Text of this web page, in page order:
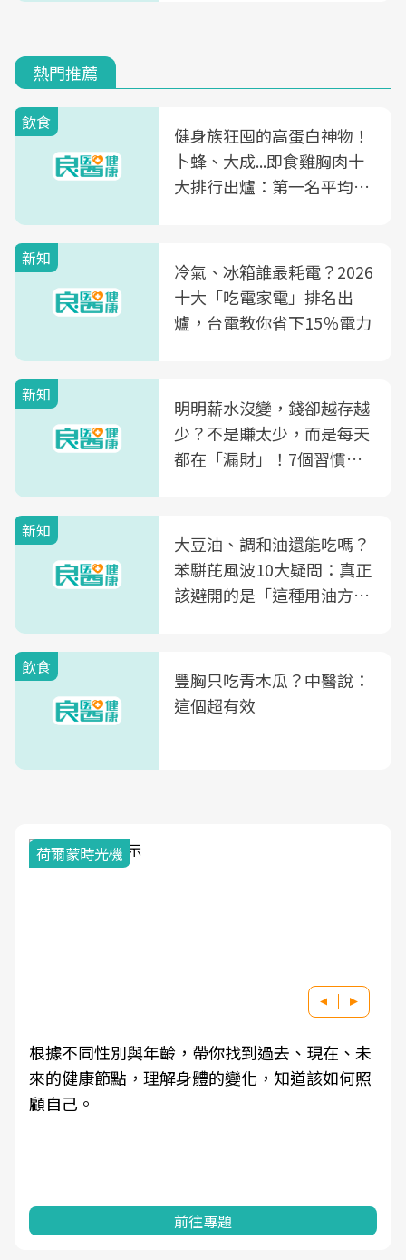
熱門推薦
飲食
健身族狂囤的高蛋白神物！
卜蜂、大成...即食雞胸肉十
大排行出爐：第一名平均一
新知
冷氣、冰箱誰最耗電？2026
十大「吃電家電」排名出
爐，台電教你省下15％電力
新知
明明薪水沒變，錢卻越存越
少？不是賺太少，而是每天
都在「漏財」！7個習慣一
新知
大豆油、調和油還能吃嗎？
苯駢芘風波10大疑問：真正
該避開的是「這種用油方
飲食
豐胸只吃青木瓜？中醫說：
這個超有效
荷爾蒙時光機
根據不同性別與年齡，帶你找到過去、現在、未
來的健康節點，理解身體的變化，知道該如何照
顧自己。
前往專題